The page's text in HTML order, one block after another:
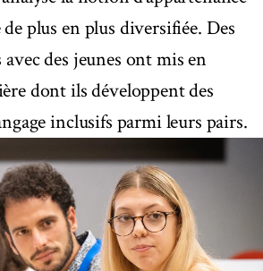
plus en plus diversifiée. Des
avec des jeunes ont mis en
dont ils développent des
inclusifs parmi leurs pairs.